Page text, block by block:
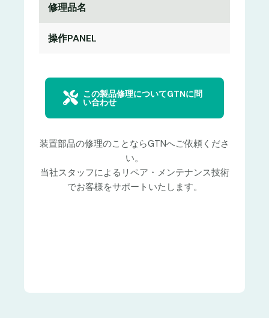
修理品名
操作PANEL
この製品修理についてGTNに問
い合わせ
装置部品の修理のことならGTNへご依頼くださ
い。
当社スタッフによるリペア・メンテナンス技術
でお客様をサポートいたします。